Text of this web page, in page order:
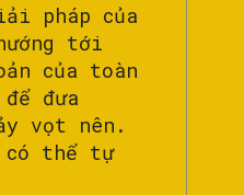
pháp của
tới
của toàn
đưa
vọt nên.
thể tự